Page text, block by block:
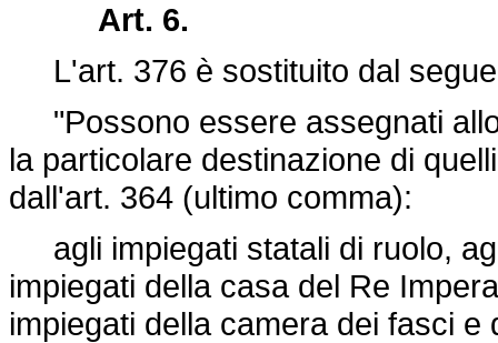
Art. 6.
L'art. 376 è sostituito dal
"Possono essere assegnati
la particolare destinazione di
dall'art. 364 (ultimo comma):
agli impiegati statali di ruolo,
impiegati della casa del Re
impiegati della camera dei fasci